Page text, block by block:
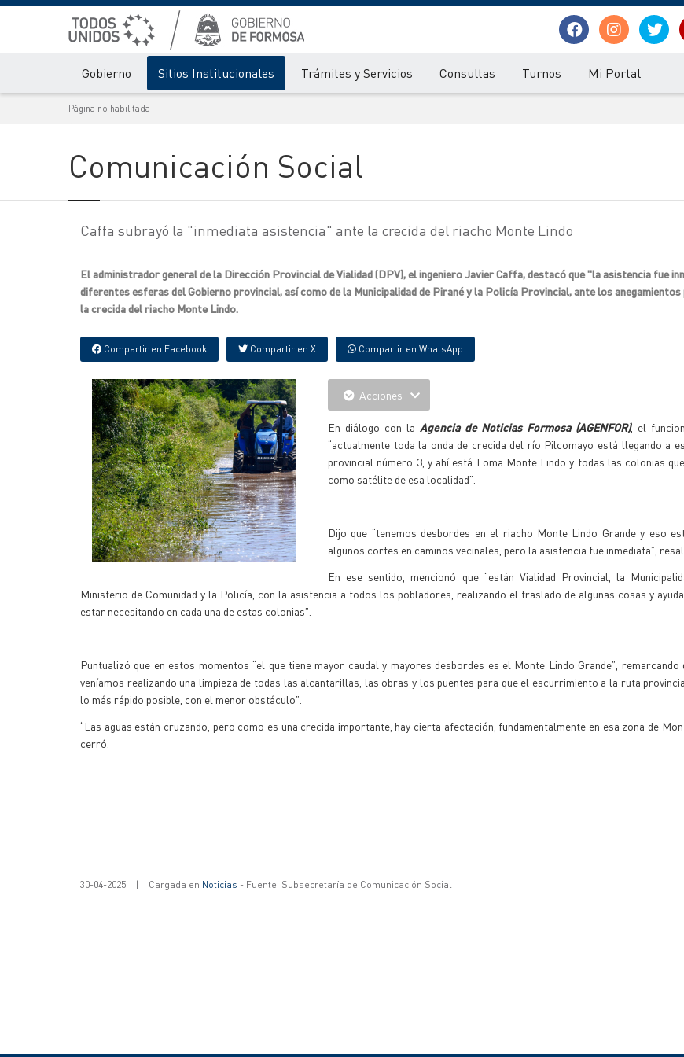
Gobierno Sitios Institucionales Trámites y Servicios Consultas Turnos Mi Portal
Página no habilitada
Comunicación Social
Caffa subrayó la "inmediata asistencia" ante la crecida del riacho Monte Lindo
El administrador general de la Dirección Provincial de Vialidad (DPV), el ingeniero Javier Caffa, destacó que "la asistencia fue
diferentes esferas del Gobierno provincial, así como de la Municipalidad de Pirané y la Policía Provincial, ante los
la crecida del riacho Monte Lindo.
Compartir en Facebook Compartir en X Compartir en WhatsApp
Acciones
En diálogo con la Agencia de Noticias Formosa (AGENFOR), el
“actualmente toda la onda de crecida del río Pilcomayo está llegando a
provincial número 3, y ahí está Loma Monte Lindo y todas las colonias
como satélite de esa localidad”.
Dijo que “tenemos desbordes en el riacho Monte Lindo Grande y eso
algunos cortes en caminos vecinales, pero la asistencia fue inmediata”,
En ese sentido, mencionó que “están Vialidad Provincial, la
Ministerio de Comunidad y la Policía, con la asistencia a todos los pobladores, realizando el traslado de algunas cosas y
estar necesitando en cada una de estas colonias”.
Puntualizó que en estos momentos “el que tiene mayor caudal y mayores desbordes es el Monte Lindo Grande”, remarcando
veníamos realizando una limpieza de todas las alcantarillas, las obras y los puentes para que el escurrimiento a la ruta
lo más rápido posible, con el menor obstáculo”.
“Las aguas están cruzando, pero como es una crecida importante, hay cierta afectación, fundamentalmente en esa zona de
cerró.
30-04-2025 | Cargada en Noticias - Fuente: Subsecretaría de Comunicación Social